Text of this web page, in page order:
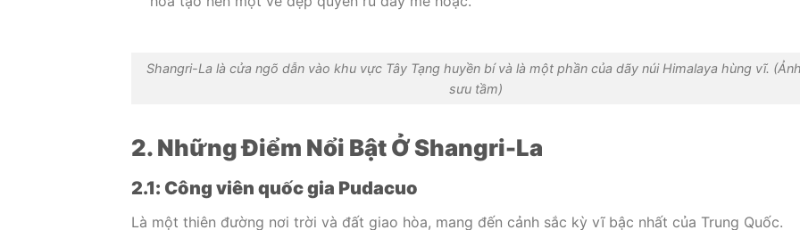
Shangri-La là cửa ngõ dẫn vào khu vực Tây Tạng huyền bí và là một phần của dãy núi Himalaya hùng vĩ.
sưu tầm)
2. Những Điểm Nổi Bật Ở Shangri-La
2.1: Công viên quốc gia Pudacuo
Là một thiên đường nơi trời và đất giao hòa, mang đến cảnh sắc kỳ vĩ bậc nhất của Trung Quốc.